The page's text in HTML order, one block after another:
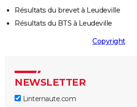
Résultats du brevet à Leudeville
Résultats du BTS à Leudeville
Copyright
NEWSLETTER
Linternaute.com